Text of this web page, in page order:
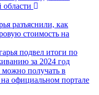
области
разъяснили, как
стоимость на
подвел итоги по
за 2024 год
можно получать в
официальном портале